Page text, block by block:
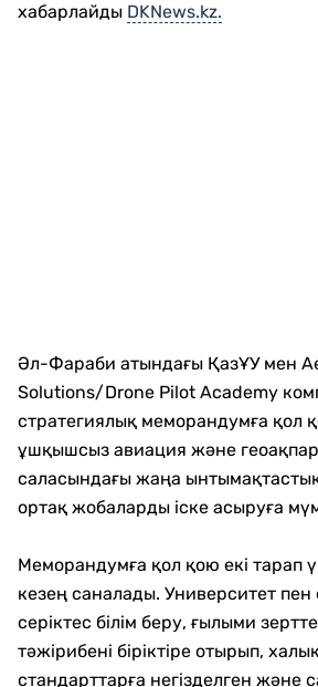
хабарлайды DKNews.kz.
Әл-Фараби атындағы ҚазҰУ мен
Solutions/Drone Pilot Academy
стратегиялық меморандумға қол
ұшқышсыз авиация және
саласындағы жаңа
ортақ жобаларды іске асыруға
Меморандумға қол қою екі тарап
кезең саналады. Университет пен
серіктес білім беру, ғылыми
тәжірибені біріктіре отырып,
стандарттарға негізделген және